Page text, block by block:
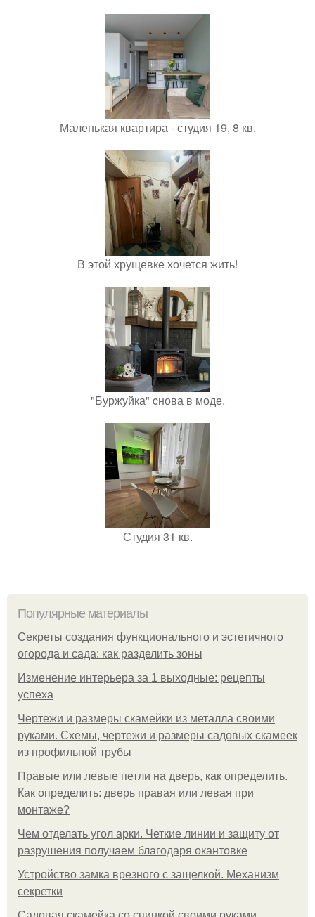
Маленькая квартира - студия 19, 8 кв.
В этой хрущевке хочется жить!
"Буржуйка" cнова в моде.
Студия 31 кв.
Популярные материалы
Секреты создания функционального и эстетичного
огорода и сада: как разделить зоны
Изменение интерьера за 1 выходные: рецепты
успеха
Чертежи и размеры скамейки из металла своими
руками. Схемы, чертежи и размеры садовых скамеек
из профильной трубы
Правые или левые петли на дверь, как определить.
Как определить: дверь правая или левая при
монтаже?
Чем отделать угол арки. Четкие линии и защиту от
разрушения получаем благодаря окантовке
Устройство замка врезного с защелкой. Механизм
секретки